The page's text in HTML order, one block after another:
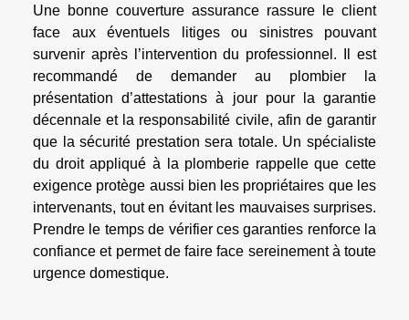
Une bonne couverture assurance rassure le client
face aux éventuels litiges ou sinistres pouvant
survenir après l’intervention du professionnel. Il est
recommandé de demander au plombier la
présentation d’attestations à jour pour la garantie
décennale et la responsabilité civile, afin de garantir
que la sécurité prestation sera totale. Un spécialiste
du droit appliqué à la plomberie rappelle que cette
exigence protège aussi bien les propriétaires que les
intervenants, tout en évitant les mauvaises surprises.
Prendre le temps de vérifier ces garanties renforce la
confiance et permet de faire face sereinement à toute
urgence domestique.